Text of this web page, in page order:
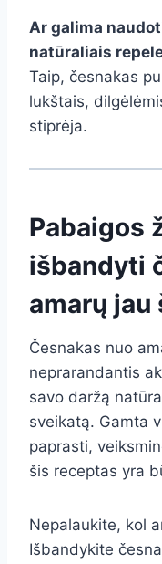
Ar galima
natūraliais
Taip, česnakas
lukštais,
stiprėja.
Pabaigos
išbandyti
amarų jau
Česnakas nuo
neprarandantis
savo daržą
sveikatą. Gamta
paprasti,
šis receptas yra
Nepalaukite, kol
Išbandykite